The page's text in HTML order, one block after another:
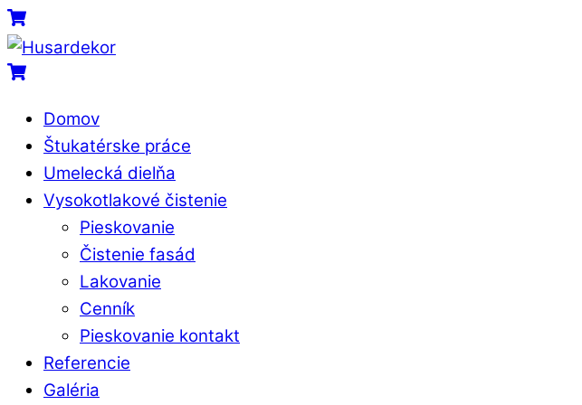
Skip
to
content
Menu
Cart
Cart
Domov
Štukatérske práce
Umelecká dielňa
Vysokotlakové čistenie
Pieskovanie
Čistenie fasád
Lakovanie
Cenník
Pieskovanie kontakt
Referencie
Galéria